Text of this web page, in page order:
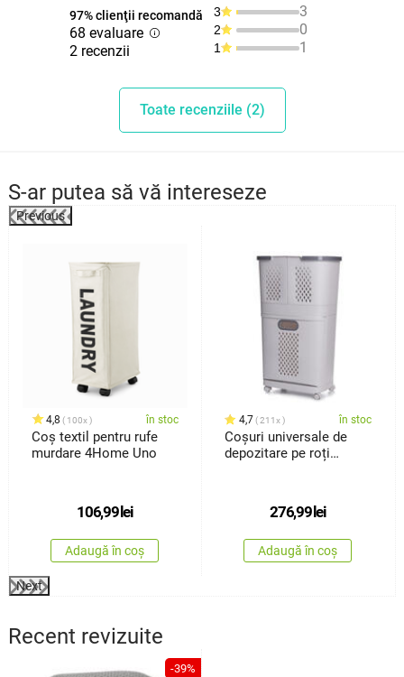
97% clienţii recomandă
68 evaluare
2 recenzii
3 3
2 0
1 1
Toate recenziile (2)
S-ar putea să vă intereseze
Previous
4,8 100x în stoc
Coș textil pentru rufe
murdare 4Home Uno
106,99lei
Adaugă în coș
4,7 211x în stoc
Coșuri universale de
depozitare pe roți
276,99lei
Adaugă în coș
Next
Recent revizuite
-39%